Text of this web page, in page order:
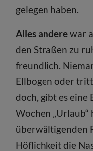
gelegen haben.
Alles anderewar
den Straßen zu
freundlich.
Ellbogen oder
doch, gibt es eine
Wochen
überwältigenden
Höflichkeit die